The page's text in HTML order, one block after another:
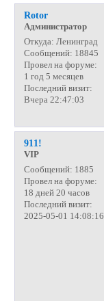
Rotor
Администратор
Откуда: Ленинград
Сообщений: 18845
Провел на форуме:
1 год 5 месяцев
Последний визит:
Вчера 22:47:03
911!
VIP
Сообщений: 1885
Провел на форуме:
18 дней 20 часов
Последний визит:
2025-05-01 14:08:16